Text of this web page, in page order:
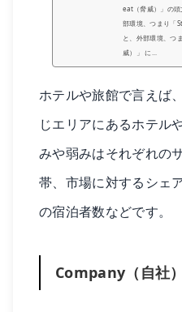
eat（脅威）」の頭
部環境、つまり「
と、外部環境、つ
威）」 に...
ホテルや旅館で言えば
じエリアにあるホテル
みや弱みはそれぞれの
帯、市場に対するシェ
の宿泊者数などです。
Company（自社）